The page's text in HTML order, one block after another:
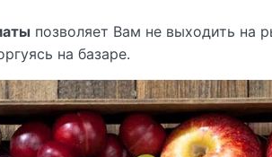
позволяет Вам не выходить
на базаре.